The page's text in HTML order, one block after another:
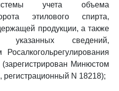
учета объема
этилового спирта,
продукции, а также
указанных сведений,
Минюстом
регистрационный N 18218);